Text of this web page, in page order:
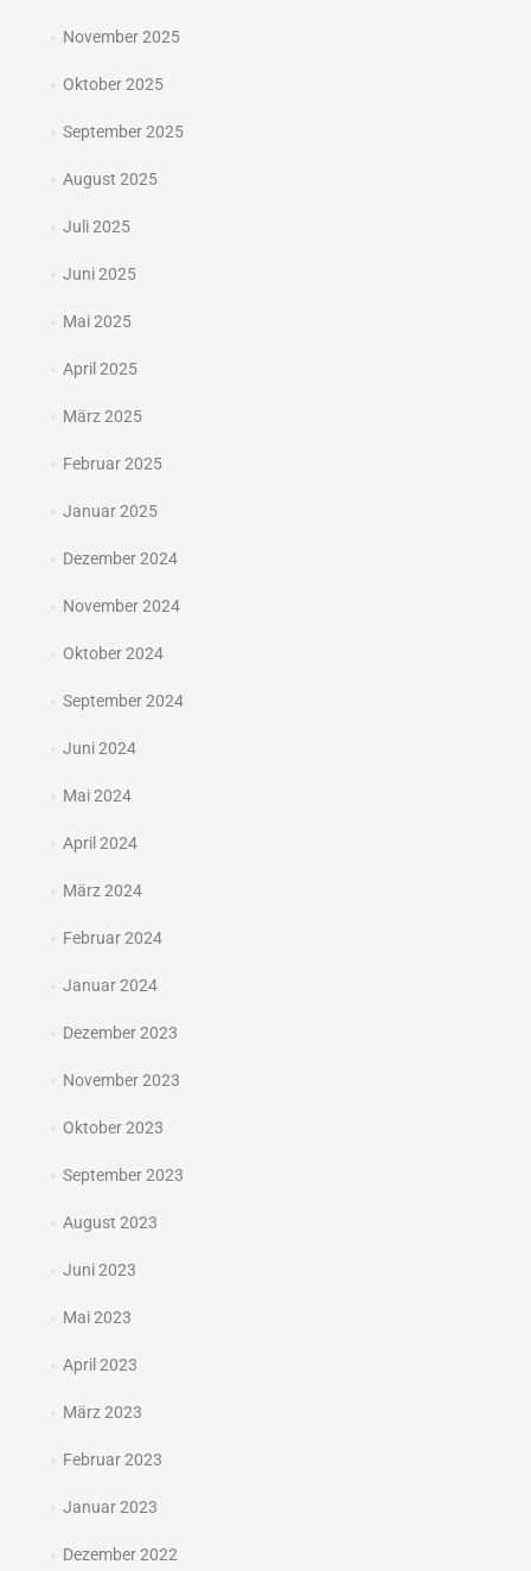
November 2025
Oktober 2025
September 2025
August 2025
Juli 2025
Juni 2025
Mai 2025
April 2025
März 2025
Februar 2025
Januar 2025
Dezember 2024
November 2024
Oktober 2024
September 2024
Juni 2024
Mai 2024
April 2024
März 2024
Februar 2024
Januar 2024
Dezember 2023
November 2023
Oktober 2023
September 2023
August 2023
Juni 2023
Mai 2023
April 2023
März 2023
Februar 2023
Januar 2023
Dezember 2022